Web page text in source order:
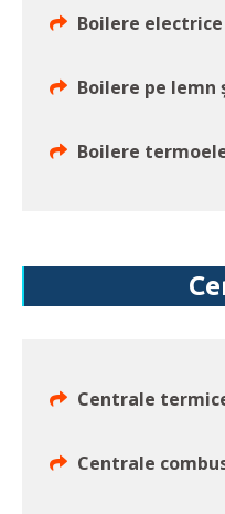
Boilere electrice
Boilere pe lemn
Boilere
Centrale
Centrale